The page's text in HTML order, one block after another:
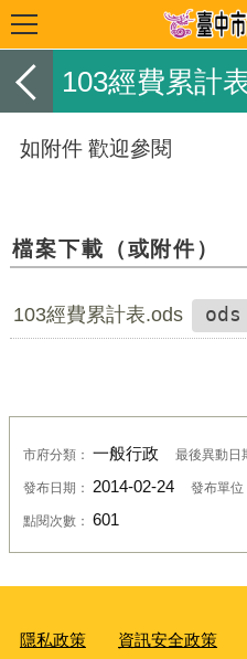
103經費累計
如附件 歡迎參閱
檔案下載（或附件）
103經費累計表.ods ods
市府分類： 一般行政 最後異動日
發布日期： 2014-02-24 發布單位
點閱次數： 601
隱私政策 資訊安全政策